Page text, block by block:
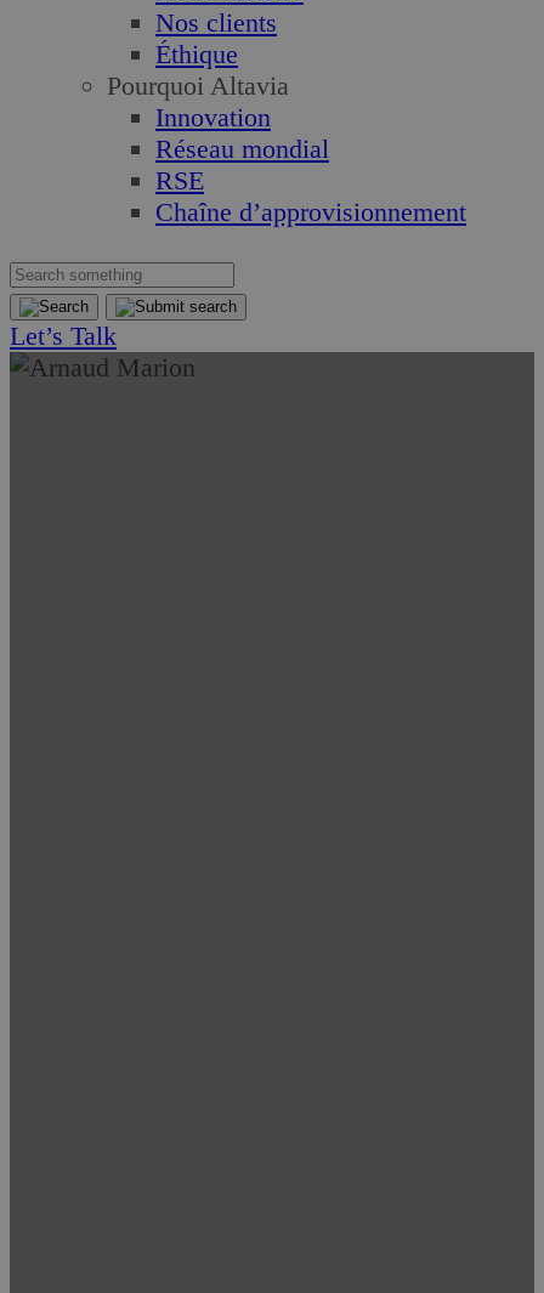
Nos clients
Éthique
Pourquoi Altavia
Innovation
Réseau mondial
RSE
Chaîne d’approvisionnement
Let’s Talk